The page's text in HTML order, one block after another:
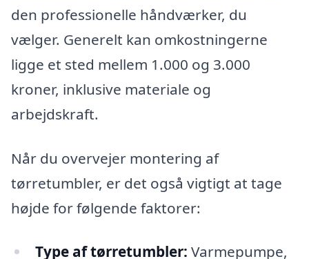
den professionelle håndværker, du
vælger. Generelt kan omkostningerne
ligge et sted mellem 1.000 og 3.000
kroner, inklusive materiale og
arbejdskraft.
Når du overvejer montering af
tørretumbler, er det også vigtigt at tage
højde for følgende faktorer:
Type af tørretumbler: Varmepumpe,